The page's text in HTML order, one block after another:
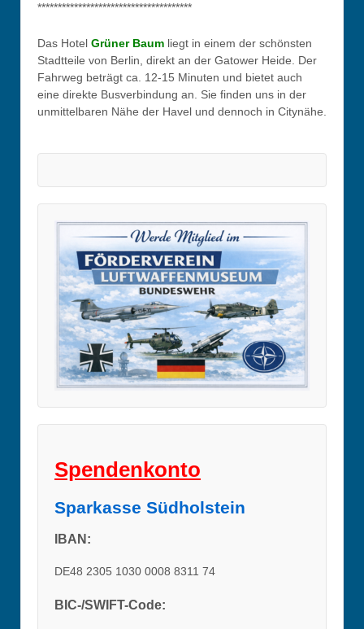
**************************************
Das Hotel Grüner Baum liegt in einem der schönsten
Stadtteile von Berlin, direkt an der Gatower Heide. Der
Fahrweg beträgt ca. 12-15 Minuten und bietet auch
eine direkte Busverbindung an. Sie finden uns in der
unmittelbaren Nähe der Havel und dennoch in Citynähe.
Spendenkonto
Sparkasse Südholstein
IBAN:
DE48 2305 1030 0008 8311 74
BIC-/SWIFT-Code: